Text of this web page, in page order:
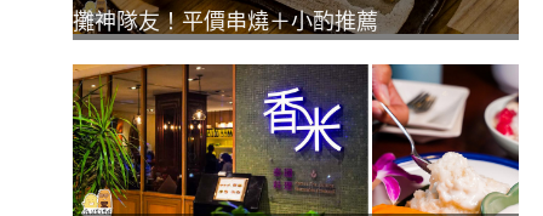
攤神隊友！平價串燒＋小酌推薦